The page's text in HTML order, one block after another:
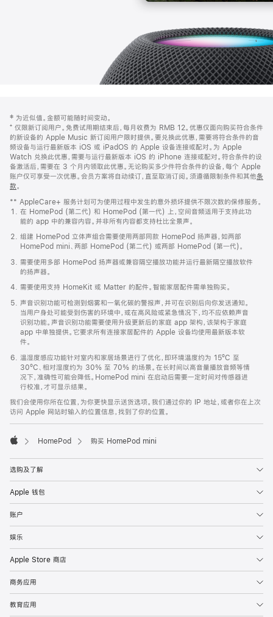
页
页
脚
注
‡ 为近似值。金额可能随时间变动。
⁺ 仅限新订阅用户。免费试用期结束后，每月收费为 RMB 12。优惠仅面向购买符合条件
的新设备的 Apple Music 新订阅用户限时提供。要兑换此优惠，需要将符合条件的音
频设备与运行最新版本 iOS 或 iPadOS 的 Apple 设备连接或配对。为 Apple
Watch 兑换此优惠，需要与运行最新版本 iOS 的 iPhone 连接或配对。符合条件的设
备激活后，需要在 3 个月内领取此优惠。无论购买多少件符合条件的设备，每个 Apple
账户仅可享受一次优惠。会员方案将自动续订，直至取消订阅。须遵循限制条件和其他条
款。
窗
口
中
打
开)
** AppleCare+ 服务计划可为使用过程中发生的意外损坏提供不限次数的保修服务。
在 HomePod (第二代) 和 HomePod (第一代) 上，空间音频适用于支持此功
能的 app 中的兼容内容。并非所有内容都支持杜比全景声。
组建 HomePod 立体声组合需要使用两部同款 HomePod 扬声器，如两部
HomePod mini、两部 HomePod (第二代) 或两部 HomePod (第一代)。
需要使用多部 HomePod 扬声器或兼容隔空播放功能并运行最新隔空播放软件
的扬声器。
需要使用支持 HomeKit 或 Matter 的配件。智能家居配件需单独购买。
声音识别功能可检测到烟雾和一氧化碳的警报声，并可在识别后向你发送通知。
当用户身处可能受到伤害的环境中，或在高风险或紧急情况下，均不应依赖声音
识别功能。声音识别功能需要使用升级更新后的家庭 app 架构，该架构于家庭
app 中单独提供。它要求所有连接家居配件的 Apple 设备均使用最新版本软
件。
温湿度感应功能针对室内和家居场景进行了优化，即环境温度约为 15ºC 至
30ºC、相对湿度约为 30% 至 70% 的场景。在长时间以高音量播放音频等情
况下，准确性可能会降低。HomePod mini 在启动后需要一定时间对传感器进
行校准，才可显示结果。
我们会使用你所在位置，为你更快显示送货选项。我们通过你的 IP 地址，或者你在上次
访问 Apple 网站时输入的位置信息，找到了你的位置。
HomePod 购买 HomePod mini
选购及了解
Apple 钱包
账户
娱乐
Apple Store 商店
商务应用
教育应用